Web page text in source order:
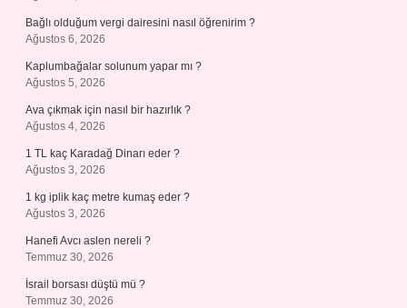
Bağlı olduğum vergi dairesini nasıl öğrenirim ?
Ağustos 6, 2026
Kaplumbağalar solunum yapar mı ?
Ağustos 5, 2026
Ava çıkmak için nasıl bir hazırlık ?
Ağustos 4, 2026
1 TL kaç Karadağ Dinarı eder ?
Ağustos 3, 2026
1 kg iplik kaç metre kumaş eder ?
Ağustos 3, 2026
Hanefi Avcı aslen nereli ?
Temmuz 30, 2026
İsrail borsası düştü mü ?
Temmuz 30, 2026